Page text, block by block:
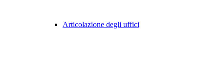
Articolazione degli uffici